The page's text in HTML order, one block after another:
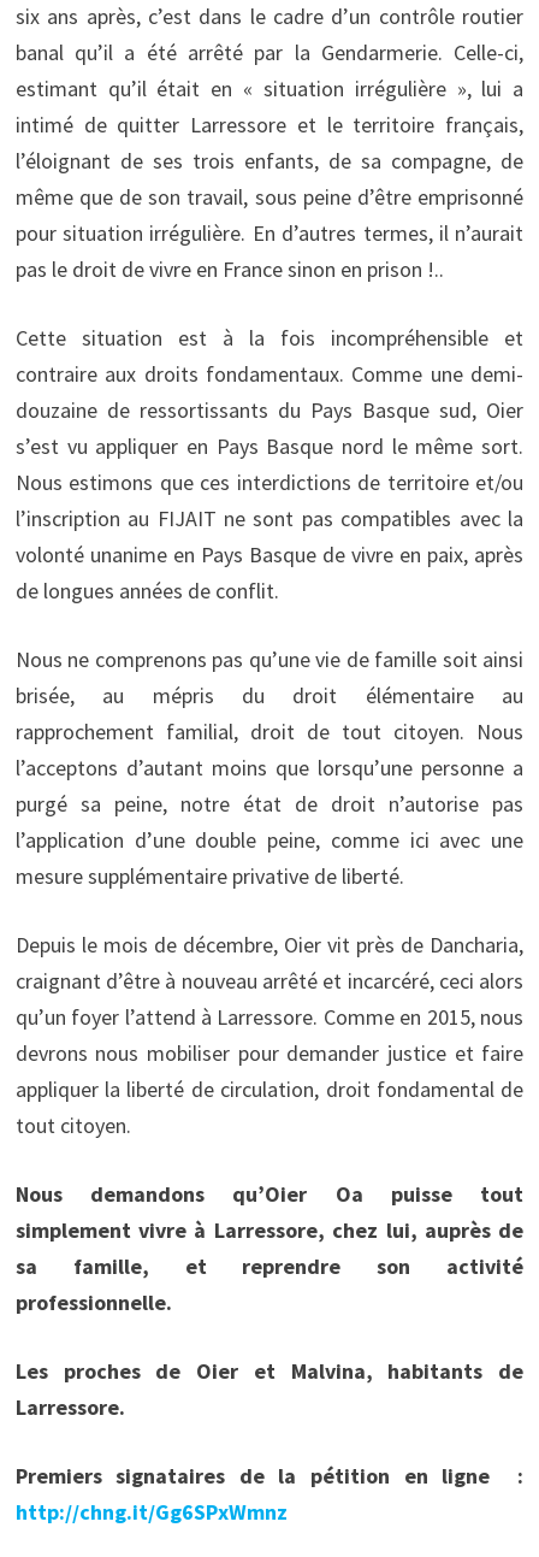
six ans après, c’est dans le cadre d’un contrôle routier
banal qu’il a été arrêté par la Gendarmerie. Celle-ci,
estimant qu’il était en « situation irrégulière », lui a
intimé de quitter Larressore et le territoire français,
l’éloignant de ses trois enfants, de sa compagne, de
même que de son travail, sous peine d’être emprisonné
pour situation irrégulière. En d’autres termes, il n’aurait
pas le droit de vivre en France sinon en prison !..
Cette situation est à la fois incompréhensible et
contraire aux droits fondamentaux. Comme une demi-
douzaine de ressortissants du Pays Basque sud, Oier
s’est vu appliquer en Pays Basque nord le même sort.
Nous estimons que ces interdictions de territoire et/ou
l’inscription au FIJAIT ne sont pas compatibles avec la
volonté unanime en Pays Basque de vivre en paix, après
de longues années de conflit.
Nous ne comprenons pas qu’une vie de famille soit ainsi
brisée, au mépris du droit élémentaire au
rapprochement familial, droit de tout citoyen. Nous
l’acceptons d’autant moins que lorsqu’une personne a
purgé sa peine, notre état de droit n’autorise pas
l’application d’une double peine, comme ici avec une
mesure supplémentaire privative de liberté.
Depuis le mois de décembre, Oier vit près de Dancharia,
craignant d’être à nouveau arrêté et incarcéré, ceci alors
qu’un foyer l’attend à Larressore. Comme en 2015, nous
devrons nous mobiliser pour demander justice et faire
appliquer la liberté de circulation, droit fondamental de
tout citoyen.
Nous demandons qu’Oier Oa puisse tout
simplement vivre à Larressore, chez lui, auprès de
sa famille, et reprendre son activité
professionnelle.
Les proches de Oier et Malvina, habitants de
Larressore.
Premiers signataires de la pétition en ligne :
http://chng.it/Gg6SPxWmnz